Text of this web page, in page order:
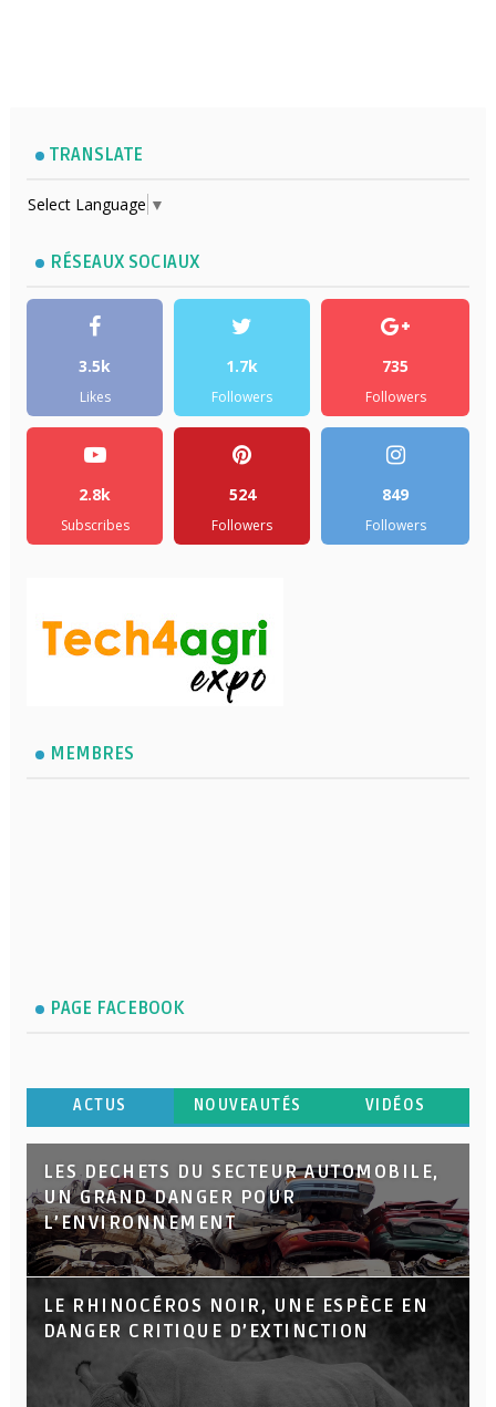
TRANSLATE
Select Language ▼
RÉSEAUX SOCIAUX
3.5k
Likes
1.7k
Followers
735
Followers
2.8k
Subscribes
524
Followers
849
Followers
MEMBRES
PAGE FACEBOOK
ACTUS NOUVEAUTÉS VIDÉOS
LES DECHETS DU SECTEUR AUTOMOBILE,
UN GRAND DANGER POUR
L’ENVIRONNEMENT
LE RHINOCÉROS NOIR, UNE ESPÈCE EN
DANGER CRITIQUE D’EXTINCTION